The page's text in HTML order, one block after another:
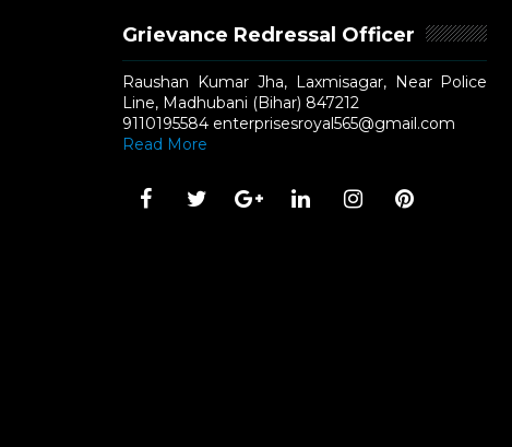
Grievance Redressal Officer
Raushan Kumar Jha, Laxmisagar, Near Police
Line, Madhubani (Bihar) 847212
9110195584 enterprisesroyal565@gmail.com
Read More